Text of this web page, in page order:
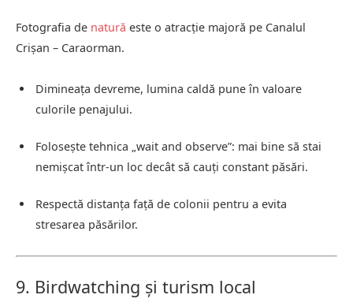
Fotografia de natură este o atracție majoră pe Canalul
Crișan – Caraorman.
Dimineața devreme, lumina caldă pune în valoare
culorile penajului.
Folosește tehnica „wait and observe”: mai bine să stai
nemișcat într-un loc decât să cauți constant păsări.
Respectă distanța față de colonii pentru a evita
stresarea păsărilor.
9. Birdwatching și turism local